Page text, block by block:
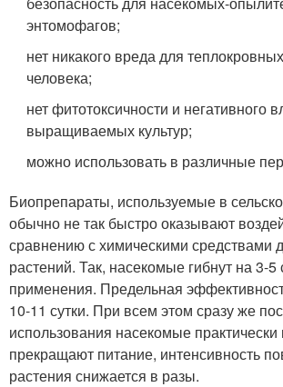
энтомофагов;
нет никакого вреда для
человека;
нет фитотоксичности и негативного
выращиваемых культур;
можно использовать в различные
Биопрепараты, используемые в
обычно не так быстро оказывают
сравнению с химическими средствами
растений. Так, насекомые гибнут на 3-5
применения. Предельная
10-11 сутки. При всем этом сразу же
использования насекомые
прекращают питание, интенсивность
растения снижается в разы.